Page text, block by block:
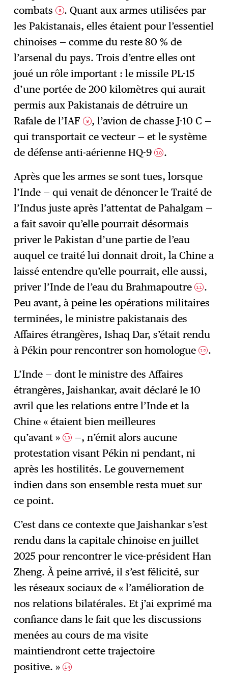
combats 8 . Quant aux armes utilisées par
les Pakistanais, elles étaient pour l’essentiel
chinoises — comme du reste 80 % de
l’arsenal du pays. Trois d’entre elles ont
joué un rôle important : le missile PL-15
d’une portée de 200 kilomètres qui aurait
permis aux Pakistanais de détruire un
Rafale de l’IAF 9 , l’avion de chasse J-10 C —
qui transportait ce vecteur — et le système
de défense anti-aérienne HQ-910 .
Après que les armes se sont tues, lorsque
l’Inde — qui venait de dénoncer le Traité de
l’Indus juste après l’attentat de Pahalgam —
a fait savoir qu’elle pourrait désormais
priver le Pakistan d’une partie de l’eau
auquel ce traité lui donnait droit, la Chine a
laissé entendre qu’elle pourrait, elle aussi,
priver l’Inde de l’eau du Brahmapoutre11 .
Peu avant, à peine les opérations militaires
terminées, le ministre pakistanais des
Affaires étrangères, Ishaq Dar, s’était rendu
à Pékin pour rencontrer son homologue12 .
L’Inde — dont le ministre des Affaires
étrangères, Jaishankar, avait déclaré le 10
avril que les relations entre l’Inde et la
Chine « étaient bien meilleures
qu’avant »13 —, n’émit alors aucune
protestation visant Pékin ni pendant, ni
après les hostilités. Le gouvernement
indien dans son ensemble resta muet sur
ce point.
C’est dans ce contexte que Jaishankar s’est
rendu dans la capitale chinoise en juillet
2025 pour rencontrer le vice-président Han
Zheng. À peine arrivé, il s’est félicité, sur
les réseaux sociaux de « l’amélioration de
nos relations bilatérales. Et j’ai exprimé ma
confiance dans le fait que les discussions
menées au cours de ma visite
maintiendront cette trajectoire
positive. »14